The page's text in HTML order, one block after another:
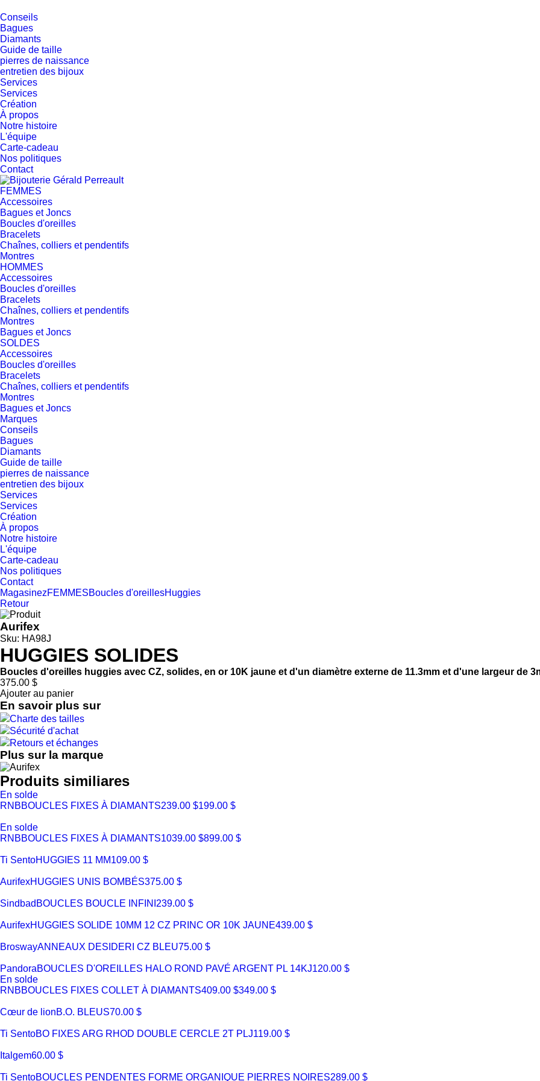
Conseils
Bagues
Diamants
Guide de taille
pierres de naissance
entretien des bijoux
Services
Services
Création
À propos
Notre histoire
L'équipe
Carte-cadeau
Nos politiques
Contact
FEMMES
Accessoires
Bagues et Joncs
Boucles d'oreilles
Bracelets
Chaînes, colliers et pendentifs
Montres
HOMMES
Accessoires
Boucles d'oreilles
Bracelets
Chaînes, colliers et pendentifs
Montres
Bagues et Joncs
SOLDES
Accessoires
Boucles d'oreilles
Bracelets
Chaînes, colliers et pendentifs
Montres
Bagues et Joncs
Marques
Conseils
Bagues
Diamants
Guide de taille
pierres de naissance
entretien des bijoux
Services
Services
Création
À propos
Notre histoire
L'équipe
Carte-cadeau
Nos politiques
Contact
MagasinezFEMMESBoucles d'oreillesHuggies
Retour
Aurifex
Sku: HA98J
HUGGIES SOLIDES
Boucles d'oreilles huggies avec CZ, solides, en or 10K jaune et d'un diamètre externe de 11.3mm et d'une largeur de
375.00 $
Ajouter au panier
En savoir plus sur
Charte des tailles
Sécurité d'achat
Retours et échanges
Plus sur la marque
Produits similiares
En solde
RNBBOUCLES FIXES À DIAMANTS239.00 $199.00 $
En solde
RNBBOUCLES FIXES À DIAMANTS1039.00 $899.00 $
Ti SentoHUGGIES 11 MM109.00 $
AurifexHUGGIES UNIS BOMBÉS375.00 $
Sindbad BOUCLES BOUCLE INFINI 239.00 $
AurifexHUGGIES SOLIDE 10MM 12 CZ PRINC OR 10K JAUNE439.00 $
BroswayANNEAUX DESIDERI CZ BLEU75.00 $
PandoraBOUCLES D'OREILLES HALO ROND PAVÉ ARGENT PL 14KJ120.00 $
En solde
RNBBOUCLES FIXES COLLET À DIAMANTS409.00 $349.00 $
Cœur de lionB.O. BLEUS70.00 $
Ti SentoBO FIXES ARG RHOD DOUBLE CERCLE 2T PLJ119.00 $
Italgem60.00 $
Ti SentoBOUCLES PENDENTES FORME ORGANIQUE PIERRES NOIRES289.00 $